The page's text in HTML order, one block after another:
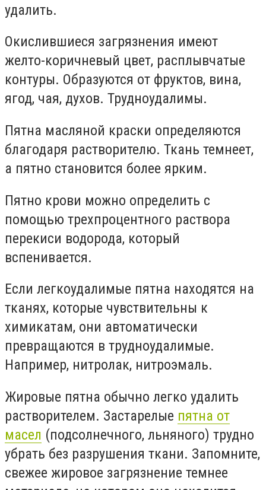
удалить.
Окислившиеся загрязнения имеют
желто-коричневый цвет, расплывчатые
контуры. Образуются от фруктов, вина,
ягод, чая, духов. Трудноудалимы.
Пятна масляной краски определяются
благодаря растворителю. Ткань темнеет,
а пятно становится более ярким.
Пятно крови можно определить с
помощью трехпроцентного раствора
перекиси водорода, который
вспенивается.
Если легкоудалимые пятна находятся на
тканях, которые чувствительны к
химикатам, они автоматически
превращаются в трудноудалимые.
Например, нитролак, нитроэмаль.
Жировые пятна обычно легко удалить
растворителем. Застарелые пятна от
масел (подсолнечного, льняного) трудно
убрать без разрушения ткани. Запомните,
свежее жировое загрязнение темнее